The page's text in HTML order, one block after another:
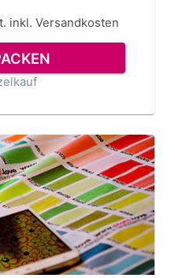
inkl. Versandkosten